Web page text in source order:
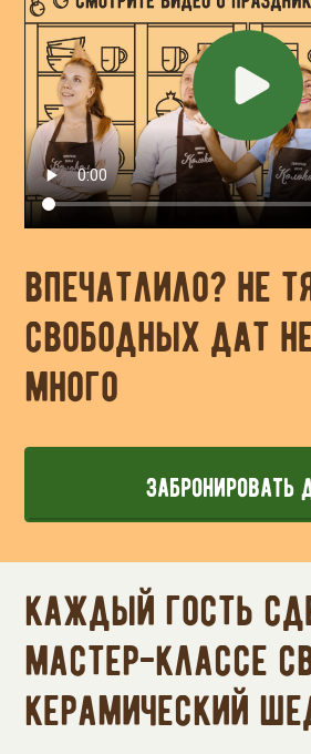
впечатлило? не
свободных дат
много
забронировать
Каждый гость
мастер-классе
керамический